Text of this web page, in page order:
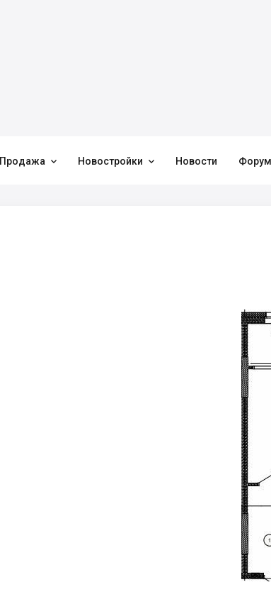
Продажа  Новостройки  Новости Форум